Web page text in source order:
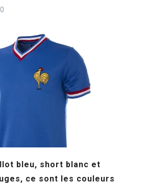
bleu, short blanc et
ce sont les couleurs